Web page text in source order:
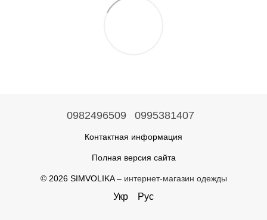
0982496509 0995381407
Контактная информация
Полная версия сайта
© 2026 SIMVOLIKA – интернет-магазин одежды
Укр Рус